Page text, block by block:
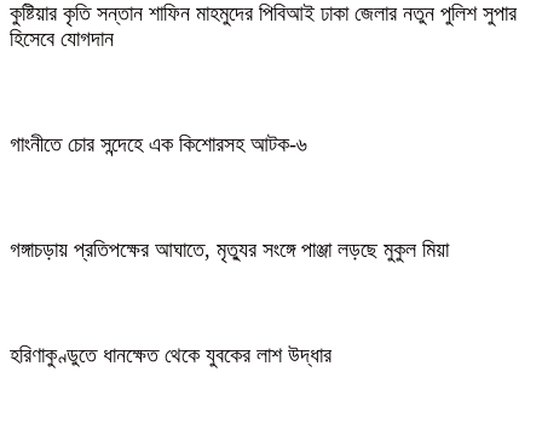
কুষ্টিয়ার কৃতি সন্তান শাফিন মাহমুদের পিবিআই ঢাকা জেলার নতুন পুলিশ সুপার
হিসেবে যোগদান
গাংনীতে চোর সন্দেহে এক কিশোরসহ আটক-৬
গঙ্গাচড়ায় প্রতিপক্ষের আঘাতে, মৃত্যুর সংঙ্গে পাঞ্জা লড়ছে মুকুল মিয়া
হরিণাকুণ্ডুতে ধানক্ষেত থেকে যুবকের লাশ উদ্ধার